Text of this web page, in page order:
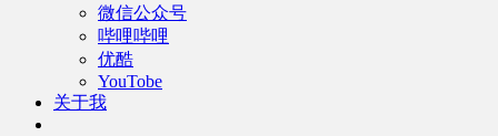
微信公众号
哔哩哔哩
优酷
YouTobe
关于我